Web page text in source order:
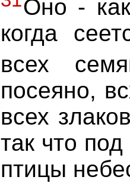
Оно -
когда
всех
посеяно,
всех
так что
птицы